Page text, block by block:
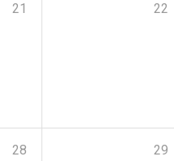
21 22
28 29